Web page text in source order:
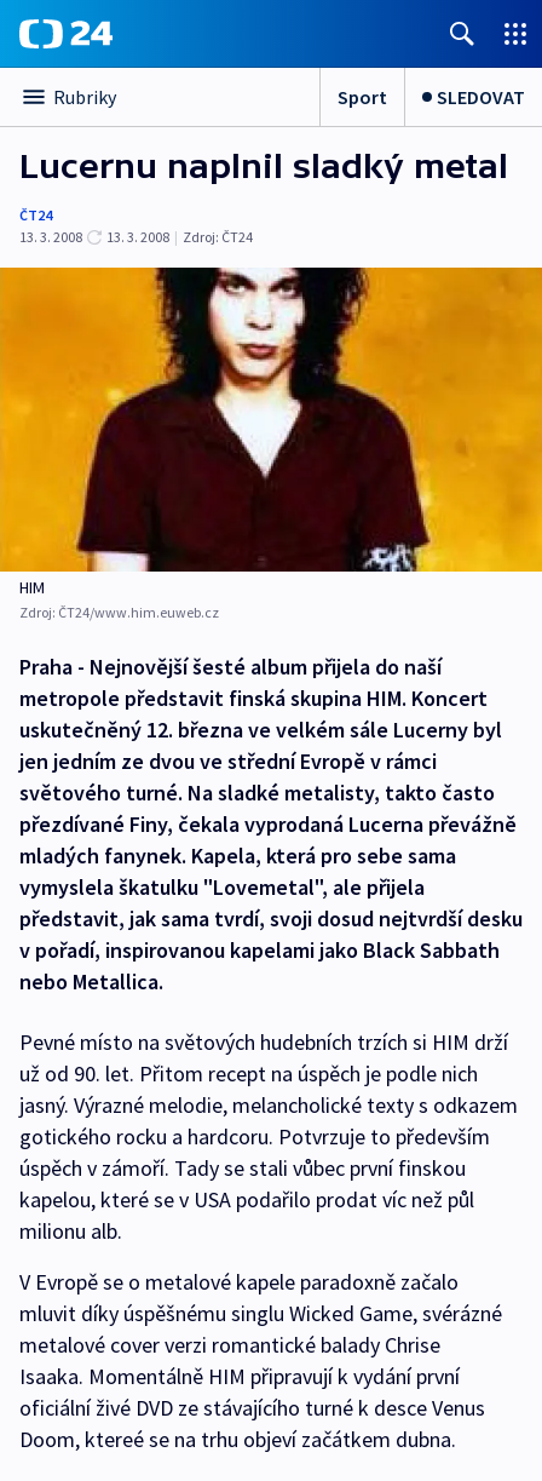
Rubriky Sport SLEDOVAT
Lucernu naplnil sladký metal
ČT24
13. 3. 2008
13. 3. 2008 | Zdroj: ČT24
HIM
Zdroj: ČT24/www.him.euweb.cz
Praha - Nejnovější šesté album přijela do naší
metropole představit finská skupina HIM. Koncert
uskutečněný 12. března ve velkém sále Lucerny byl
jen jedním ze dvou ve střední Evropě v rámci
světového turné. Na sladké metalisty, takto často
přezdívané Finy, čekala vyprodaná Lucerna převážně
mladých fanynek. Kapela, která pro sebe sama
vymyslela škatulku "Lovemetal", ale přijela
představit, jak sama tvrdí, svoji dosud nejtvrdší desku
v pořadí, inspirovanou kapelami jako Black Sabbath
nebo Metallica.
Pevné místo na světových hudebních trzích si HIM drží
už od 90. let. Přitom recept na úspěch je podle nich
jasný. Výrazné melodie, melancholické texty s odkazem
gotického rocku a hardcoru. Potvrzuje to především
úspěch v zámoří. Tady se stali vůbec první finskou
kapelou, které se v USA podařilo prodat víc než půl
milionu alb.
V Evropě se o metalové kapele paradoxně začalo
mluvit díky úspěšnému singlu Wicked Game, svérázné
metalové cover verzi romantické balady Chrise
Isaaka. Momentálně HIM připravují k vydání první
oficiální živé DVD ze stávajícího turné k desce Venus
Doom, ktereé se na trhu objeví začátkem dubna.